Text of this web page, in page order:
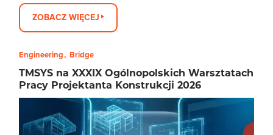
ZOBACZ WIĘCEJ
Engineering Bridge
TMSYS na XXXIX Ogólnopolskich Warsztatach
Pracy Projektanta Konstrukcji 2026